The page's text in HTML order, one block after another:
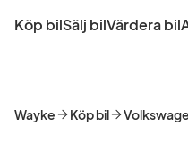
tillKöp bilSälj bilVärdera bil
Wayke Köp bil